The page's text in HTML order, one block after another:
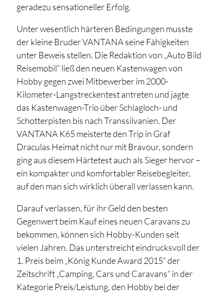
geradezu sensationeller Erfolg.
Unter wesentlich härteren Bedingungen musste
der kleine Bruder VANTANA seine Fähigkeiten
unter Beweis stellen. Die Redaktion von „Auto Bild
Reisemobil“ ließ den neuen Kastenwagen von
Hobby gegen zwei Mitbewerber im 2000-
Kilometer-Langstreckentest antreten und jagte
das Kastenwagen-Trio über Schlagloch- und
Schotterpisten bis nach Transsilvanien. Der
VANTANA K65 meisterte den Trip in Graf
Draculas Heimat nicht nur mit Bravour, sondern
ging aus diesem Härtetest auch als Sieger hervor –
ein kompakter und komfortabler Reisebegleiter,
auf den man sich wirklich überall verlassen kann.
Darauf verlassen, für ihr Geld den besten
Gegenwert beim Kauf eines neuen Caravans zu
bekommen, können sich Hobby-Kunden seit
vielen Jahren. Das unterstreicht eindrucksvoll der
1. Preis beim „König Kunde Award 2015“ der
Zeitschrift „Camping, Cars und Caravans“ in der
Kategorie Preis/Leistung, den Hobby bei der